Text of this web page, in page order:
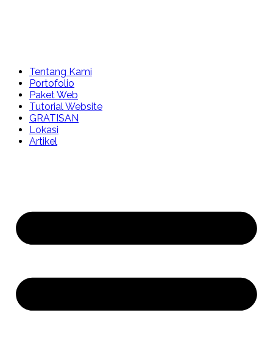
Tentang Kami
Portofolio
Paket Web
Tutorial Website
GRATISAN
Lokasi
Artikel